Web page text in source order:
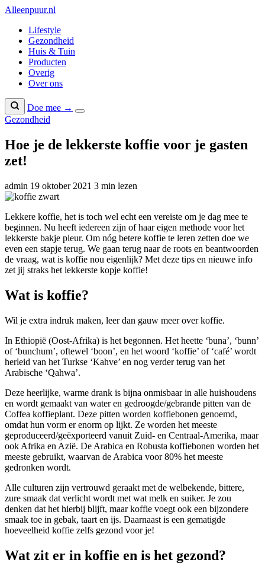
Naar
Alleenpuur.nl
Lifestyle
Gezondheid
Huis & Tuin
Producten
Overig
Over ons
Doe mee →
Gezondheid
Hoe je de lekkerste koffie voor je gasten
zet!
admin 19 oktober 2021 3 min lezen
Lekkere koffie, het is toch wel echt een vereiste om je dag mee te
beginnen. Nu heeft iedereen zijn of haar eigen methode voor het
lekkerste bakje pleur. Om nóg betere koffie te leren zetten doe we
even een stapje terug. We gaan terug naar de roots en beantwoorden
de vraag, wat is koffie nou eigenlijk? Met deze tips en nieuwe info
zet jij straks het lekkerste kopje koffie!
Wat is koffie?
Wil je extra indruk maken, leer dan gauw meer over koffie.
In Ethiopië (Oost-Afrika) is het begonnen. Het heette ‘buna’, ‘bunn’
of ‘bunchum’, oftewel ‘boon’, en het woord ‘koffie’ of ‘café’ wordt
herleid van het Turkse ‘Kahve’ en nog verder terug van het
Arabische ‘Qahwa’.
Deze heerlijke, warme drank is bijna onmisbaar in alle huishoudens
en wordt gemaakt van water en gedroogde/gebrande pitten van de
Coffea koffieplant. Deze pitten worden koffiebonen genoemd,
omdat hun vorm er enorm op lijkt. Ze worden het meeste
geproduceerd/geëxporteerd vanuit Zuid- en Centraal-Amerika, maar
ook Afrika en Azië. De Arabica en Robusta koffiebonen worden het
meeste gebruikt, waarvan de Arabica voor 80% het meeste
gedronken wordt.
Alle culturen zijn vertrouwd geraakt met de welbekende, bittere,
zure smaak dat verlicht wordt met wat melk en suiker. Je zou
denken dat het hierbij blijft, maar koffie voegt ook een bijzondere
smaak toe in gebak, taart en ijs. Daarnaast is een gematigde
hoeveelheid koffie zelfs gezond voor je!
Wat zit er in koffie en is het gezond?